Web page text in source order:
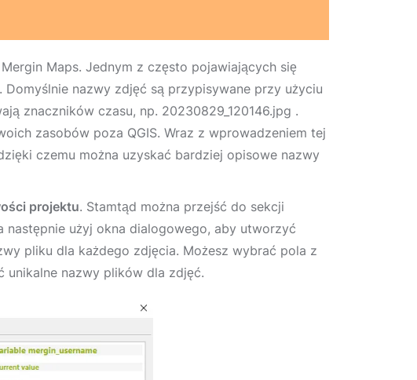
Maps. Jednym z często pojawiających się
nazwy zdjęć są przypisywane przy użyciu
znaczników czasu, np. 20230829_120146.jpg .
zasobów poza QGIS. Wraz z wprowadzeniem tej
czemu można uzyskać bardziej opisowe nazwy
projektu. Stamtąd można przejść do sekcji
użyj okna dialogowego, aby utworzyć
pliku dla każdego zdjęcia. Możesz wybrać pola z
unikalne nazwy plików dla zdjęć.